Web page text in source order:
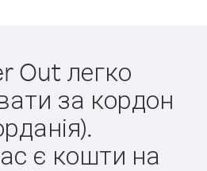
Out легко
за кордон
є кошти на